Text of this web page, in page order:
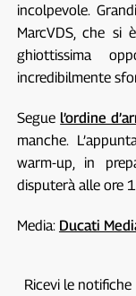
incolpevole.
MarcVDS, che si
ghiottissima
incredibilmente
Segue l’ordine
manche.
warm-up, in
disputerà alle ore
Media: Ducati
Ricevi le notifiche